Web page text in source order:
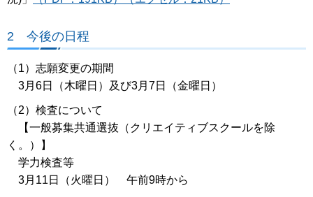
2 今後の日程
（1）志願変更の期間
3月6日（木曜日）及び3月7日（金曜日）
（2）検査について
【一般募集共通選抜（クリエイティブスクールを除
く。）】
学力検査等
3月11日（火曜日） 午前9時から